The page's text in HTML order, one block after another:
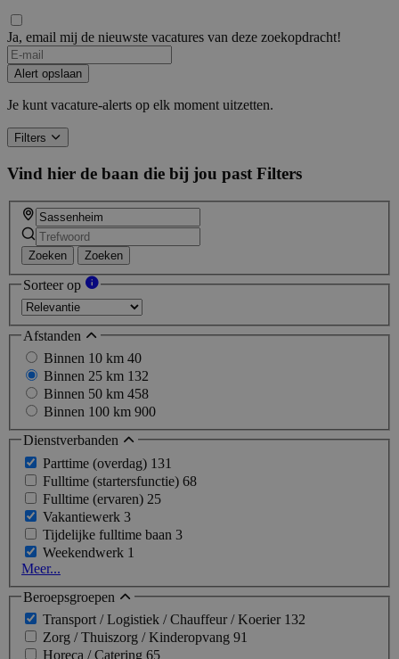
Ja, email mij de nieuwste vacatures van deze zoekopdracht!
Alert opslaan
Je kunt vacature-alerts op elk moment uitzetten.
Filters
Vind hier de baan die bij jou past Filters
Zoeken Zoeken
Sorteer op
Afstanden
Binnen 10 km 40
Binnen 25 km 132
Binnen 50 km 458
Binnen 100 km 900
Dienstverbanden
Parttime (overdag) 131
Fulltime (startersfunctie) 68
Fulltime (ervaren) 25
Vakantiewerk 3
Tijdelijke fulltime baan 3
Weekendwerk 1
Meer...
Beroepsgroepen
Transport / Logistiek / Chauffeur / Koerier 132
Zorg / Thuiszorg / Kinderopvang 91
Horeca / Catering 65